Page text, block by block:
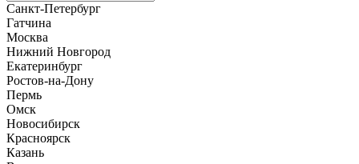
Санкт-Петербург
Гатчина
Москва
Нижний Новгород
Екатеринбург
Ростов-на-Дону
Пермь
Омск
Новосибирск
Красноярск
Казань